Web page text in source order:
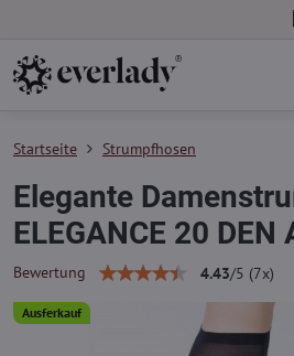
Ausferkauf
Startseite Strumpfhosen
Elegante
ELEGANCE 20 DEN
Bewertung 4.43/5 (7x)